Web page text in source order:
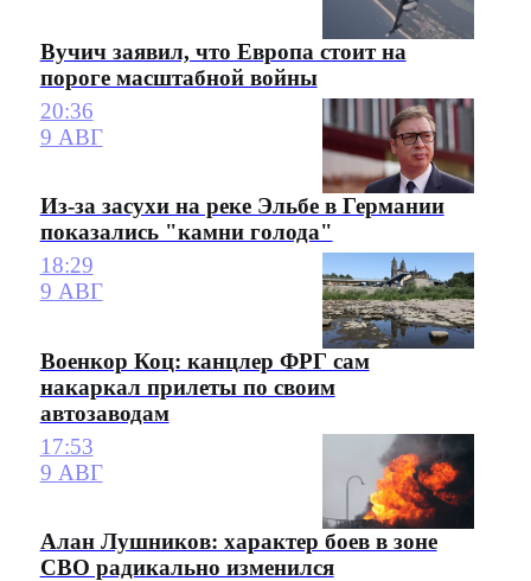
Вучич заявил, что Европа стоит на
пороге масштабной войны
20:36
9 АВГ
Из-за засухи на реке Эльбе в Германии
показались "камни голода"
18:29
9 АВГ
Военкор Коц: канцлер ФРГ сам
накаркал прилеты по своим
автозаводам
17:53
9 АВГ
Алан Лушников: характер боев в зоне
СВО радикально изменился